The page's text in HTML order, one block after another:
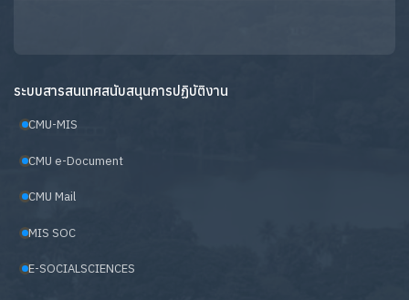
ระบบสารสนเทศสนับสนุนการปฏิบัติงาน
CMU-MIS
CMU e-Document
CMU Mail
MIS SOC
E-SOCIALSCIENCES